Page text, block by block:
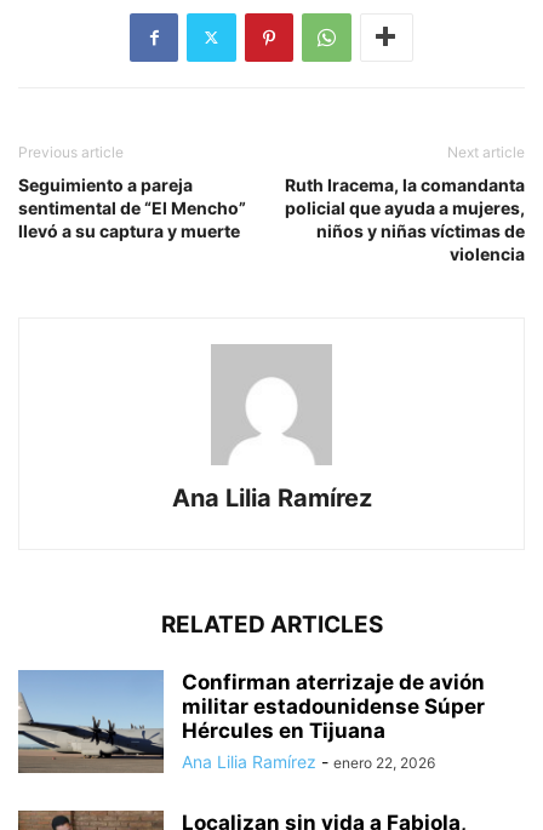
Previous article
Seguimiento a pareja
sentimental de “El Mencho”
llevó a su captura y muerte
Next article
Ruth Iracema, la comandanta
policial que ayuda a mujeres,
niños y niñas víctimas de
violencia
Ana Lilia Ramírez
RELATED ARTICLES
Confirman aterrizaje de avión
militar estadounidense Súper
Hércules en Tijuana
Ana Lilia Ramírez - enero 22, 2026
Localizan sin vida a Fabiola,